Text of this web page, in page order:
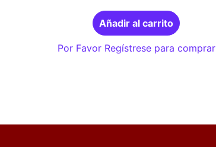
Añadir al carrito
Por Favor Regístrese para comprar